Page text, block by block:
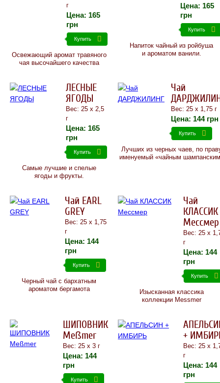
г
Цена: 165
грн
Купить
Освежающий аромат травяного
чая высочайшего качества
Цена: 165
грн
Купить
Напиток чайный из ройбуша
и ароматом ванили.
ЛЕСНЫЕ
ЯГОДЫ
Вес: 25 х 2,5
г
Цена: 165
грн
Купить
Самые лучшие и спелые
ягоды и фрукты.
Чай
Вес: 25 х 1,75 г
Цена: 144грн
Купить
Лучших из черных чаев, по
именуемый «чайным
Чай EARL
GREY
Вес: 25 х 1,75
г
Цена: 144
грн
Купить
Черный чай c бархатным
ароматом бергамота
Чай
КЛАССИК
Мессмер
Вес: 25 х
г
Цена: 144
грн
Купить
Изысканная классика
коллекции Messmer
ШИПОВНИК
Meßmer
Вес: 25 х 3 г
Цена: 144
грн
Купить
+
Вес: 25 х
г
Цена: 144
грн